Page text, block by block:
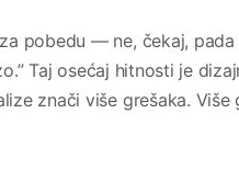
pobedu — ne, čekaj,
Taj osećaj hitnosti je
znači više grešaka. Više